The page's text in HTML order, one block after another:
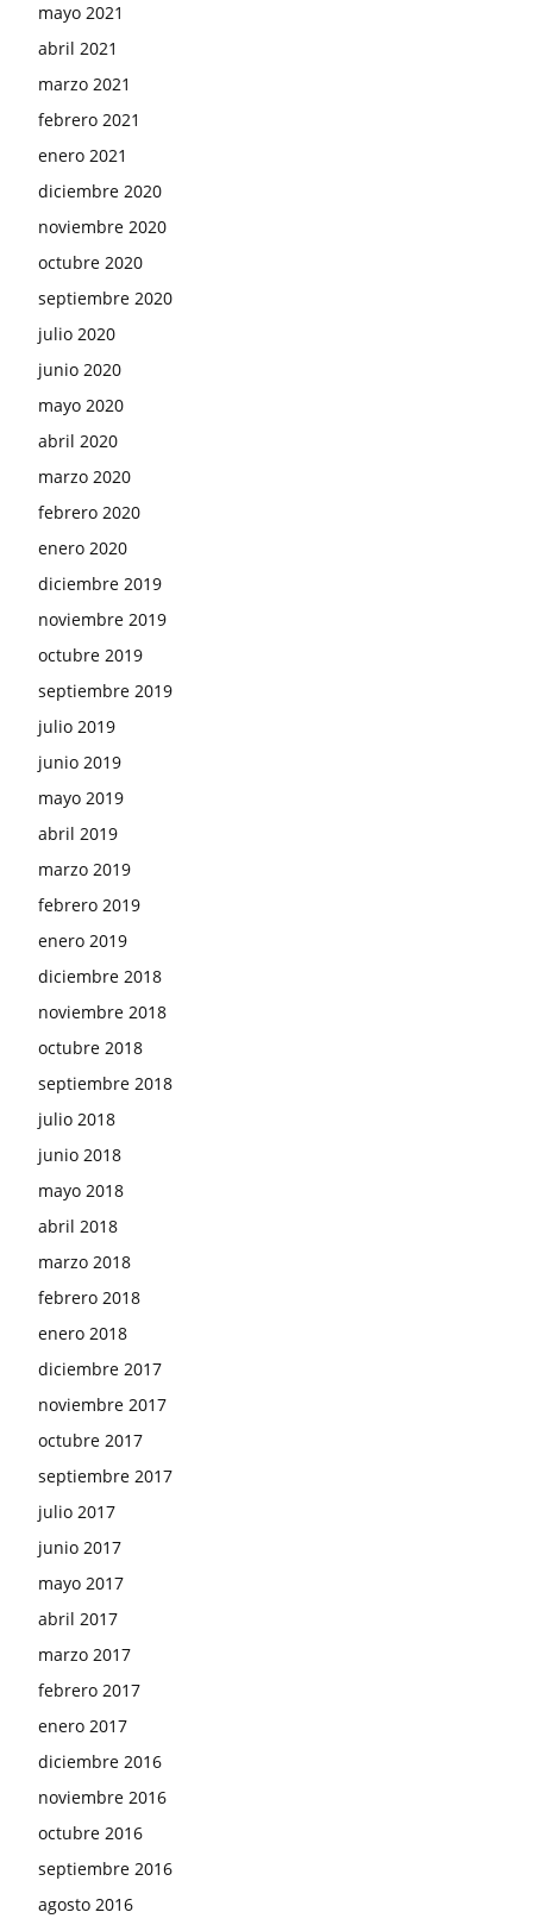
mayo 2021
abril 2021
marzo 2021
febrero 2021
enero 2021
diciembre 2020
noviembre 2020
octubre 2020
septiembre 2020
julio 2020
junio 2020
mayo 2020
abril 2020
marzo 2020
febrero 2020
enero 2020
diciembre 2019
noviembre 2019
octubre 2019
septiembre 2019
julio 2019
junio 2019
mayo 2019
abril 2019
marzo 2019
febrero 2019
enero 2019
diciembre 2018
noviembre 2018
octubre 2018
septiembre 2018
julio 2018
junio 2018
mayo 2018
abril 2018
marzo 2018
febrero 2018
enero 2018
diciembre 2017
noviembre 2017
octubre 2017
septiembre 2017
julio 2017
junio 2017
mayo 2017
abril 2017
marzo 2017
febrero 2017
enero 2017
diciembre 2016
noviembre 2016
octubre 2016
septiembre 2016
agosto 2016